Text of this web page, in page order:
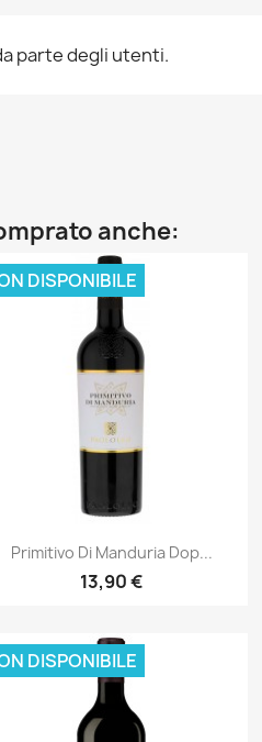
parte degli utenti.
anche:
 Anteprima
Primitivo Di Manduria Dop...
13,90 €
DISPONIBILE
DISPONIBILE